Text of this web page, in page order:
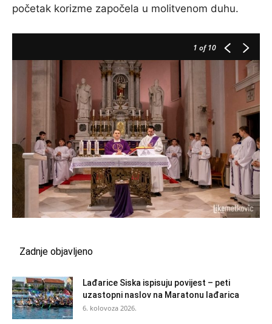
početak korizme započela u molitvenom duhu.
1 of 10
Zadnje objavljeno
Lađarice Siska ispisuju povijest – peti
uzastopni naslov na Maratonu lađarica
6. kolovoza 2026.